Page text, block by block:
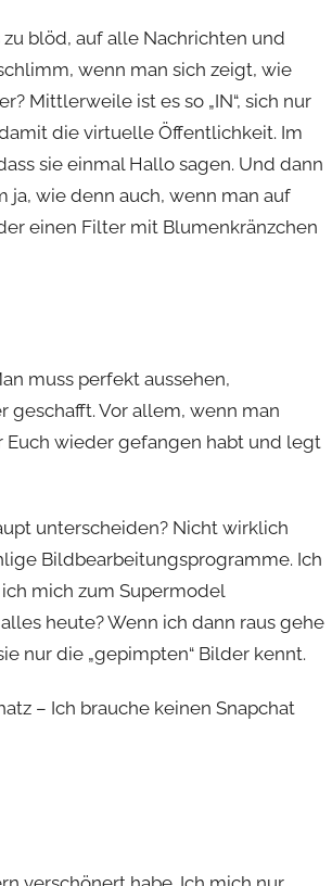
blöd, auf alle Nachrichten und
wenn man sich zeigt, wie
Mittlerweile ist es so „IN“, sich nur
die virtuelle Öffentlichkeit. Im
sie einmal Hallo sagen. Und dann
ja, wie denn auch, wenn man auf
einen Filter mit Blumenkränzchen
muss perfekt aussehen,
geschafft. Vor allem, wenn man
Euch wieder gefangen habt und legt
unterscheiden? Nicht wirklich
Bildbearbeitungsprogramme. Ich
mich zum Supermodel
heute? Wenn ich dann raus gehe
nur die „gepimpten“ Bilder kennt.
– Ich brauche keinen Snapchat